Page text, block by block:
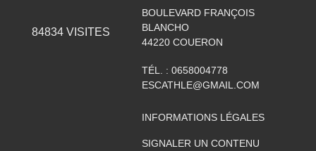
84834VISITES
BOULEVARD FRANÇOIS
BLANCHO
44220 COUERON
TÉL. : 0658004778
ESCATHLE@GMAIL.COM
INFORMATIONS LÉGALES
SIGNALER UN CONTENU